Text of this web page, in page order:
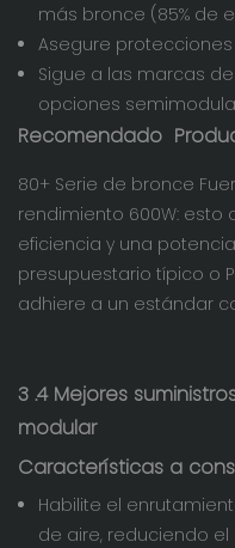
más bronce (85% de
Asegure protecciones
Sigue a las marcas
opciones
Recomendado
80+ Serie de bronce
rendimiento 600W: esto
eficiencia y una
presupuestario típico o
adhiere a un estándar
3 .4 Mejores
modular
Características a
Habilite el
de aire, reduciendo el